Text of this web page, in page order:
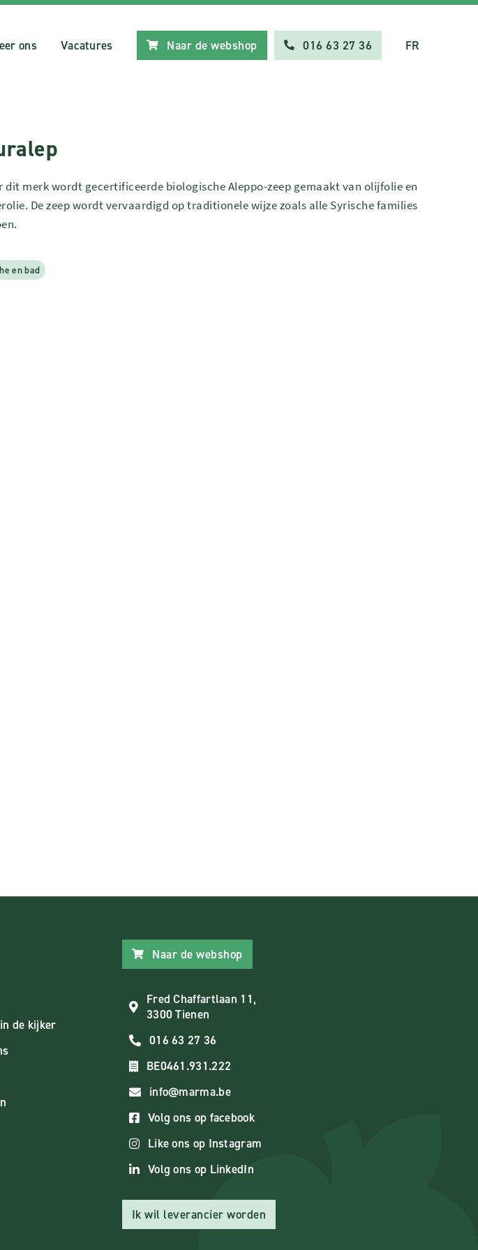
ons Vacatures Naar de webshop 016 63 27 36 FR
dit merk wordt gecertificeerde biologische Aleppo-zeep gemaakt van olijfolie en
De zeep wordt vervaardigd op traditionele wijze zoals alle Syrische families
en bad
de kijker
Naar de webshop
Fred Chaffartlaan 11,
3300 Tienen
016 63 27 36
BE0461.931.222
info@marma.be
Volg ons op facebook
Like ons op Instagram
Volg ons op LinkedIn
Ik wil leverancier worden